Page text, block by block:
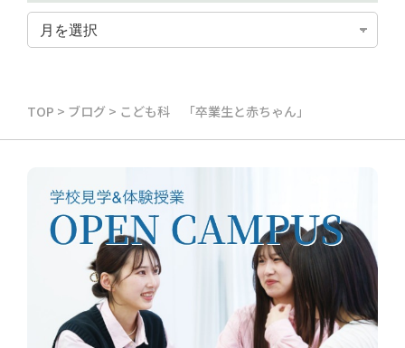
TOP > ブログ > こども科 「卒業生と赤ちゃん」